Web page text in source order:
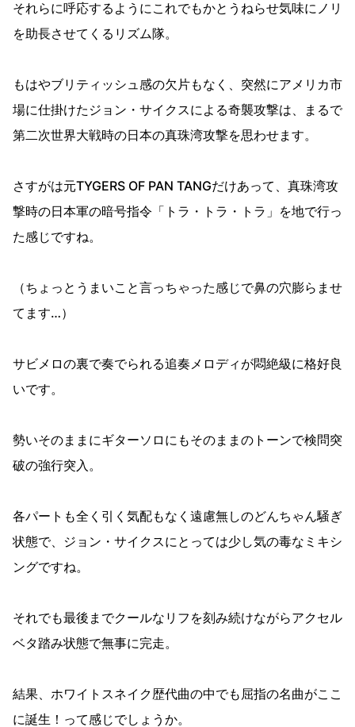
それらに呼応するようにこれでもかとうねらせ気味にノリ
を助長させてくるリズム隊。
もはやブリティッシュ感の欠片もなく、突然にアメリカ市
場に仕掛けたジョン・サイクスによる奇襲攻撃は、まるで
第二次世界大戦時の日本の真珠湾攻撃を思わせます。
さすがは元TYGERS OF PAN TANGだけあって、真珠湾攻
撃時の日本軍の暗号指令「トラ・トラ・トラ」を地で行っ
た感じですね。
（ちょっとうまいこと言っちゃった感じで鼻の穴膨らませ
てます…）
サビメロの裏で奏でられる追奏メロディが悶絶級に格好良
いです。
勢いそのままにギターソロにもそのままのトーンで検問突
破の強行突入。
各パートも全く引く気配もなく遠慮無しのどんちゃん騒ぎ
状態で、ジョン・サイクスにとっては少し気の毒なミキシ
ングですね。
それでも最後までクールなリフを刻み続けながらアクセル
ベタ踏み状態で無事に完走。
結果、ホワイトスネイク歴代曲の中でも屈指の名曲がここ
に誕生！って感じでしょうか。